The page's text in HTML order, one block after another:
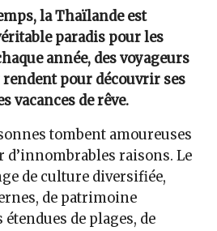
la Thaïlande est
paradis pour les
année, des voyageurs
rendent pour découvrir ses
vacances de rêve.
tombent amoureuses
d’innombrables raisons. Le
de culture diversifiée,
de patrimoine
de plages, de